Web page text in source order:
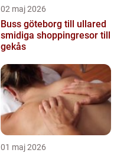
02 maj 2026
Buss göteborg till ullared
smidiga shoppingresor till
gekås
01 maj 2026